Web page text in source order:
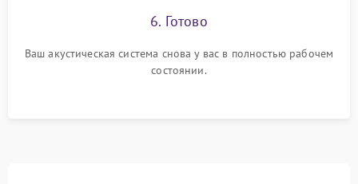
6. Готово
Ваш акустическая система снова у вас в полностью рабочем
состоянии.